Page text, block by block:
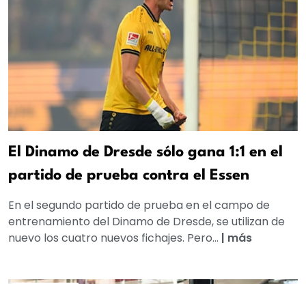
El Dinamo de Dresde sólo gana 1:1 en el
partido de prueba contra el Essen
En el segundo partido de prueba en el campo de
entrenamiento del Dinamo de Dresde, se utilizan de
nuevo los cuatro nuevos fichajes. Pero... | más